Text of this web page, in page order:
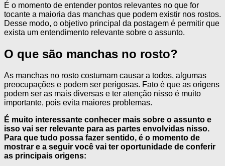
É o momento de entender pontos relevantes no que for
tocante a maioria das manchas que podem existir nos rostos.
Desse modo, o objetivo principal da postagem é permitir que
exista um entendimento relevante sobre o assunto.
O que são manchas no rosto?
As manchas no rosto costumam causar a todos, algumas
preocupações e podem ser perigosas. Fato é que as origens
podem ser as mais diversas e ter atenção nisso é muito
importante, pois evita maiores problemas.
É muito interessante conhecer mais sobre o assunto e
isso vai ser relevante para as partes envolvidas nisso.
Para que tudo possa fazer sentido, é o momento de
mostrar e a seguir você vai ter oportunidade de conferir
as principais origens: